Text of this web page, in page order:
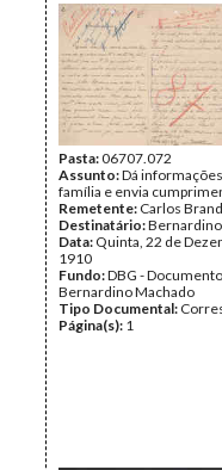
Pasta:06707.072
Assunto:Dá
família e envia
Remetente: Carlos
Destinatário:
Data: Quinta, 22 de
1910
Fundo:DBG -
Bernardino Machado
Tipo Documental:
Página(s): 1